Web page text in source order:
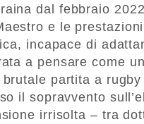
dal febbraio
e le
incapace di
a pensare come
partita a
il sopravvento
irrisolta – tra